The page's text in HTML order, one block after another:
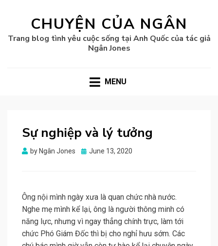
CHUYỆN CỦA NGÂN
Trang blog tình yêu cuộc sống tại Anh Quốc của tác giả
Ngân Jones
MENU
Sự nghiệp và lý tưởng
by Ngân Jones
Posted
June 13, 2020
Ông nội mình ngày xưa là quan chức nhà nước.
Nghe mẹ mình kể lại, ông là người thông minh có
năng lực, nhưng vì ngay thẳng chính trực, làm tới
chức Phó Giám Đốc thì bị cho nghỉ hưu sớm. Các